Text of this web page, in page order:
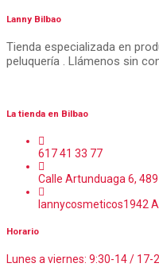
Lanny Bilbao
Tienda especializada en
peluquería . Llámenos sin
La tienda en Bilbao
617 41 33 77
Calle Artunduaga 6,
lannycosmeticos1942
Horario
Lunes a viernes: 9:30-14 / 17-